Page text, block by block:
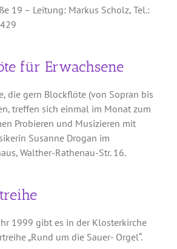
19 – Leitung: Markus Scholz, Tel.:
für Erwachsene
die gern Blockflöte (von Sopran bis
treffen sich einmal im Monat zum
Probieren und Musizieren mit
Susanne Drogan im
Walther-Rathenau-Str. 16.
1999 gibt es in der Klosterkirche
„Rund um die Sauer- Orgel“.